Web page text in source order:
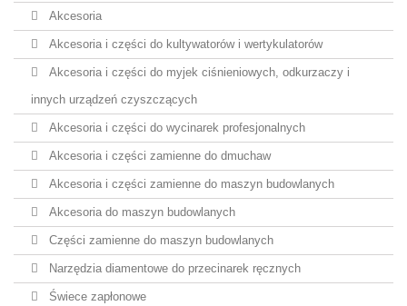
Akcesoria
Akcesoria i części do kultywatorów i wertykulatorów
Akcesoria i części do myjek ciśnieniowych, odkurzaczy i
innych urządzeń czyszczących
Akcesoria i części do wycinarek profesjonalnych
Akcesoria i części zamienne do dmuchaw
Akcesoria i części zamienne do maszyn budowlanych
Akcesoria do maszyn budowlanych
Części zamienne do maszyn budowlanych
Narzędzia diamentowe do przecinarek ręcznych
Świece zapłonowe